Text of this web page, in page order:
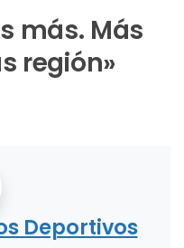
más. Más
región»
Deportivos